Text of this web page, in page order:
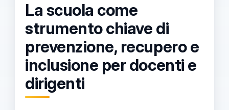
La scuola come
strumento chiave di
prevenzione, recupero e
inclusione per docenti e
dirigenti